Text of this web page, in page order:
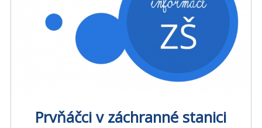
Prvňáčci v záchranné stanici